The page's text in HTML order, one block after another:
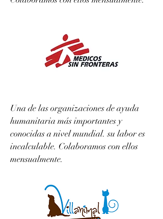
Una de las organizaciones de ayuda
humanitaria más importantes y
conocidas a nivel mundial. su labor es
incalculable. Colaboramos con ellos
mensualmente.